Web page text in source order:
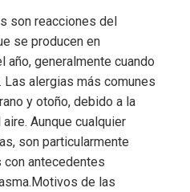
son reacciones del
se producen en
generalmente cuando
alergias más comunes
y otoño, debido a la
Aunque cualquier
son particularmente
antecedentes
de las